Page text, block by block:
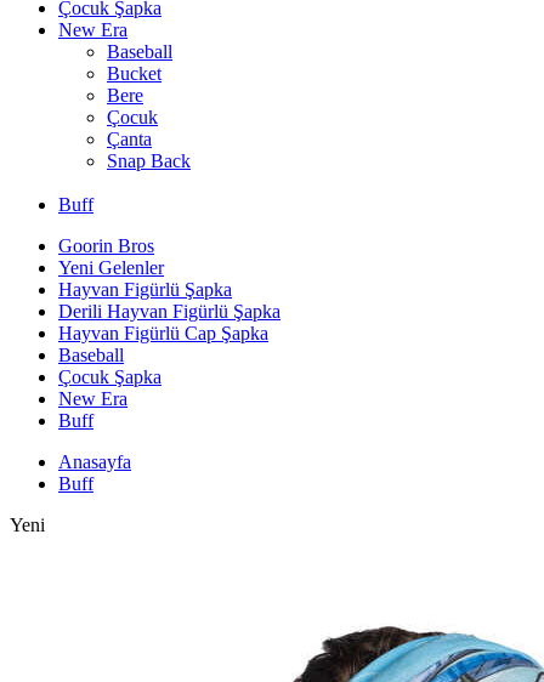
Çocuk Şapka
New Era
Baseball
Bucket
Bere
Çocuk
Çanta
Snap Back
Buff
Goorin Bros
Yeni Gelenler
Hayvan Figürlü Şapka
Derili Hayvan Figürlü Şapka
Hayvan Figürlü Cap Şapka
Baseball
Çocuk Şapka
New Era
Buff
Anasayfa
Buff
Yeni